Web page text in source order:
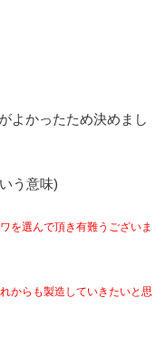
よかったため決めまし
う意味)
を選んで頂き有難うございま
からも製造していきたいと思